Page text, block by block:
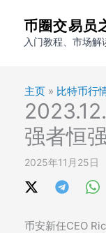
币圈交易员
入门教程、市场解
主页 » 比特币行
强者恒强
2025年11月25日
币安新任CEO